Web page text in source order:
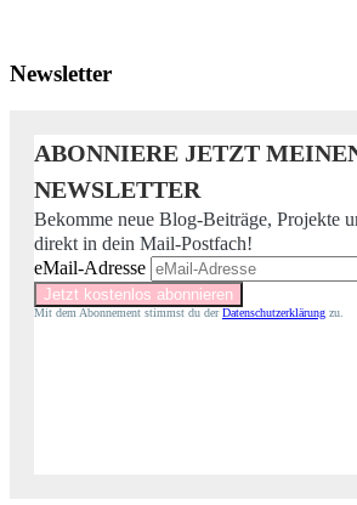
Newsletter
ABONNIERE JETZT
NEWSLETTER
Bekomme neue Blog-Beiträge, Projekte
direkt in dein Mail-Postfach!
eMail-Adresse
Mit dem Abonnement stimmst du derDatenschutzerklärung zu.